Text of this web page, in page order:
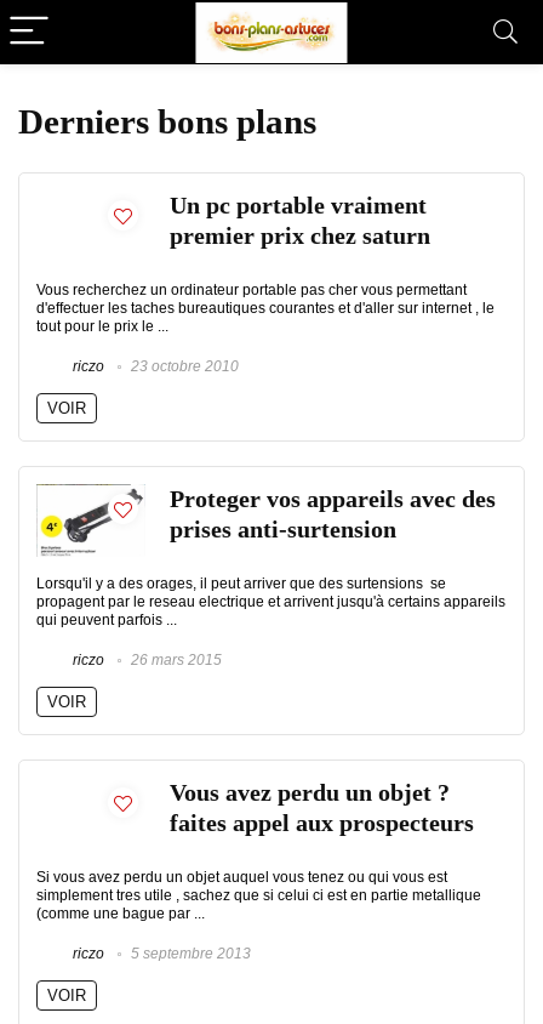
Derniers bons plans
Un pc portable vraiment
premier prix chez saturn
Vous recherchez un ordinateur portable pas cher vous permettant
d'effectuer les taches bureautiques courantes et d'aller sur internet , le
tout pour le prix le ...
riczo 23 octobre 2010
VOIR
Proteger vos appareils avec des
prises anti-surtension
Lorsqu'il y a des orages, il peut arriver que des surtensions se
propagent par le reseau electrique et arrivent jusqu'à certains appareils
qui peuvent parfois ...
riczo 26 mars 2015
VOIR
Vous avez perdu un objet ?
faites appel aux prospecteurs
Si vous avez perdu un objet auquel vous tenez ou qui vous est
simplement tres utile , sachez que si celui ci est en partie metallique
(comme une bague par ...
riczo 5 septembre 2013
VOIR